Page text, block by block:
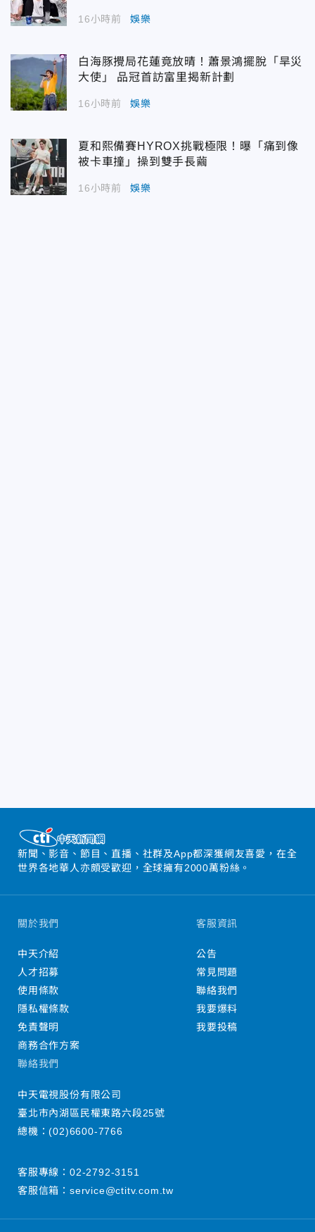
16小時前 娛樂
白海豚攪局花蓮竟放晴！蕭景鴻擺脫「旱災
大使」 品冠首訪富里揭新計劃
16小時前 娛樂
夏和熙備賽HYROX挑戰極限！曝「痛到像
被卡車撞」操到雙手長繭
16小時前 娛樂
新聞、影音、節目、直播、社群及App都深獲網友喜愛，在全
世界各地華人亦頗受歡迎，全球擁有2000萬粉絲。
關於我們
中天介紹
人才招募
使用條款
隱私權條款
免責聲明
商務合作方案
客服資訊
公告
常見問題
聯絡我們
我要爆料
我要投稿
聯絡我們
中天電視股份有限公司
臺北市內湖區民權東路六段25號
總機：(02)6600-7766
客服專線： 02-2792-3151
客服信箱： service@ctitv.com.tw